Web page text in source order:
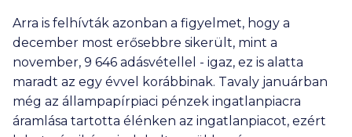
Arra is felhívták azonban a figyelmet, hogy a
december most erősebbre sikerült, mint a
november, 9 646 adásvétellel - igaz, ez is alatta
maradt az egy évvel korábbinak. Tavaly januárban
még az állampapírpiaci pénzek ingatlanpiacra
áramlása tartotta élénken az ingatlanpiacot, ezért